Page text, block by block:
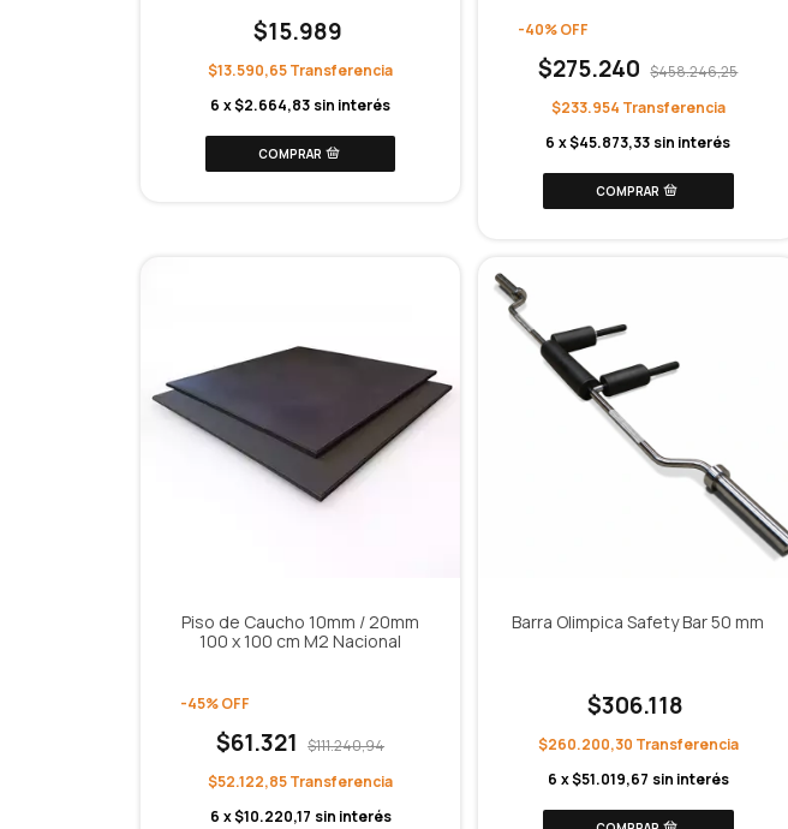
$15.989
$13.590,65
6 x$2.664,83 sin interés
-40%OFF
$275.240 $458.246,25
$233.954
6 x$45.873,33 sin interés
Piso de Caucho 10mm / 20mm
100 x 100 cm M2 Nacional
-45%OFF
$61.321 $111.240,94
$52.122,85
6 x$10.220,17 sin interés
Barra Olimpica Safety Bar 50 mm
$306.118
$260.200,30
6 x$51.019,67 sin interés